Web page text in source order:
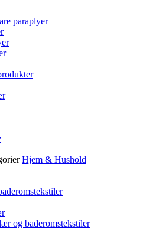
paraplyer
Hjem & Hushold
og baderomstekstiler